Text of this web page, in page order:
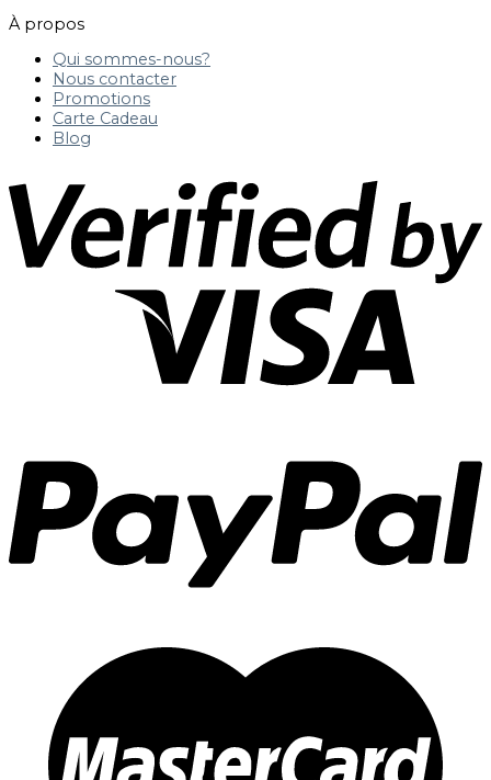
À propos
Qui sommes-nous?
Nous contacter
Promotions
Carte Cadeau
Blog